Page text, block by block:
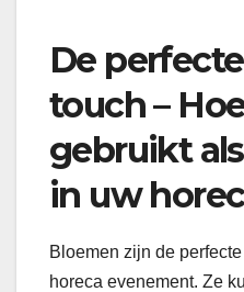
De
touch –
gebruikt
in uw
Bloemen zijn de
horeca evenement. Ze